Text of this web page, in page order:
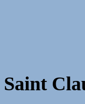
Saint